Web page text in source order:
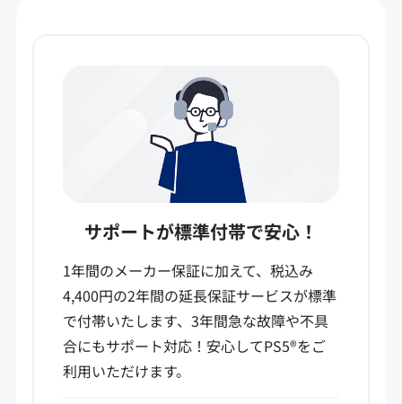
サポートが標準付帯で安心！
1年間のメーカー保証に加えて、税込み
4,400円の2年間の延長保証サービスが標準
で付帯いたします、3年間急な故障や不具
合にもサポート対応！安心してPS5®をご
利用いただけます。